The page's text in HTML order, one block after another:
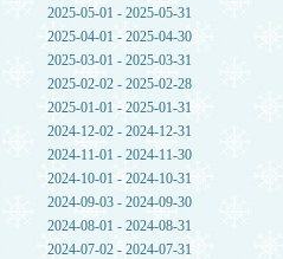
2025-05-01 - 2025-05-31
2025-04-01 - 2025-04-30
2025-03-01 - 2025-03-31
2025-02-02 - 2025-02-28
2025-01-01 - 2025-01-31
2024-12-02 - 2024-12-31
2024-11-01 - 2024-11-30
2024-10-01 - 2024-10-31
2024-09-03 - 2024-09-30
2024-08-01 - 2024-08-31
2024-07-02 - 2024-07-31